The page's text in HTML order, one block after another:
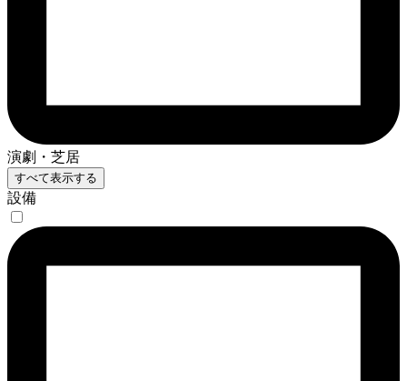
演劇・芝居
すべて表示する
設備